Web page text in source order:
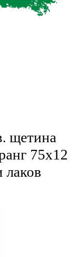
щетина
75х12
лаков